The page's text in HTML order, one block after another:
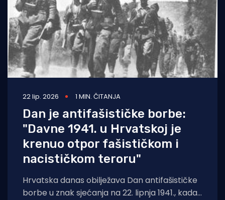
22 lip. 2026 1 MIN. ČITANJA
Dan je antifašističke borbe:
"Davne 1941. u Hrvatskoj je
krenuo otpor fašističkom i
nacističkom teroru"
Hrvatska danas obilježava Dan antifašističke
borbe u znak sjećanja na 22. lipnja 1941., kada